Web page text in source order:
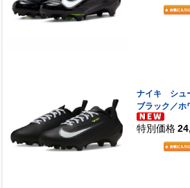
ナイキ シュ
ブラック／
特別価格